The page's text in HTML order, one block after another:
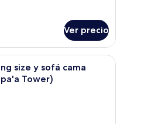
Ver precio
con vista al océano y a la costa
Una habitación de hotel moderna con una
size y sofá cama
Tower)